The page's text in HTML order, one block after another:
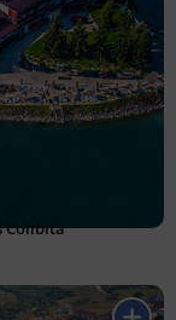
Colibita